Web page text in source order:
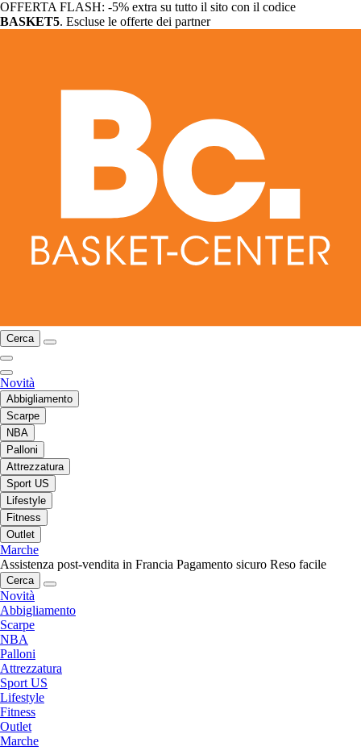
OFFERTA FLASH: -5% extra su tutto il sito con il codice
BASKET5. Escluse le offerte dei partner
Cerca
Novità
Abbigliamento
Scarpe
NBA
Palloni
Attrezzatura
Sport US
Lifestyle
Fitness
Outlet
Marche
Assistenza post-vendita in Francia Pagamento sicuro Reso facile
Cerca
Novità
Abbigliamento
Scarpe
NBA
Palloni
Attrezzatura
Sport US
Lifestyle
Fitness
Outlet
Marche